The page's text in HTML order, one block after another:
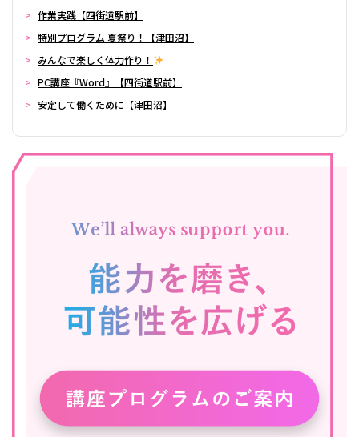
作業実践【四街道駅前】
特別プログラム 夏祭り！【津田沼】
みんなで楽しく体力作り！
PC講座『Word』【四街道駅前】
安定して働くために【津田沼】